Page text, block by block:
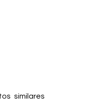
similares